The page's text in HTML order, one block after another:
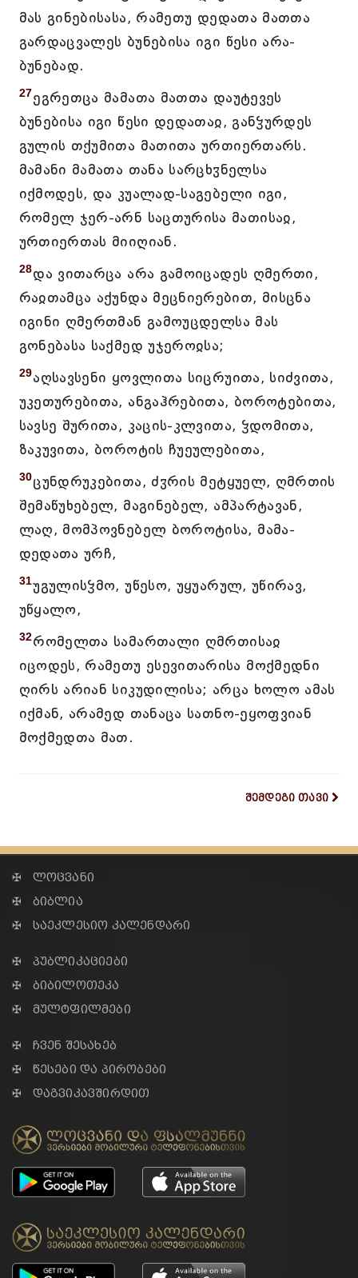
მას გინებისასა, რამეთუ დედათა მათთა
გარდაცვალეს ბუნებისა იგი წესი არა-
ბუნებად.
27ეგრეთცა მამათა მათთა დაუტევეს
ბუნებისა იგი წესი დედათაჲ, განჴურდეს
გულის თქუმითა მათითა ურთიერთარს.
მამანი მამათა თანა სარცხჳნელსა
იქმოდეს, და კუალად-საგებელი იგი,
რომელ ჯერ-არნ საცთურისა მათისაჲ,
ურთიერთას მიიღიან.
28და ვითარცა არა გამოიცადეს ღმერთი,
რაჲთამცა აქუნდა მეცნიერებით, მისცნა
იგინი ღმერთმან გამოუცდელსა მას
გონებასა საქმედ უჯეროჲსა;
29აღსავსენი ყოვლითა სიცრუითა, სიძვითა,
უკეთურებითა, ანგაჰრებითა, ბოროტებითა,
სავსე შურითა, კაცის-კლვითა, ჴდომითა,
ზაკუვითა, ბოროტის ჩუეულებითა,
30ცუნდრუკებითა, ძჳრის მეტყუელ, ღმრთის
შემაწუხებელ, მაგინებელ, ამპარტავან,
ლაღ, მომპოვნებელ ბოროტისა, მამა-
დედათა ურჩ,
31უგულისჴმო, უწესო, უყუარულ, უწირავ,
უწყალო,
32რომელთა სამართალი ღმრთისაჲ
იცოდეს, რამეთუ ესევითარისა მოქმედნი
ღირს არიან სიკუდილისა; არცა ხოლო ამას
იქმან, არამედ თანაცა სათნო-ეყოფვიან
მოქმედთა მათ.
შემდეგი თავი
✠ ლოცვანი
✠ ბიბლია
✠ საეკლესიო კალენდარი
✠ პუბლიკაციები
✠ ბიბილოთეკა
✠ მულტფილმები
✠ ჩვენ შესახებ
✠ წესები და პირობები
✠ დაგვიკავშირდით